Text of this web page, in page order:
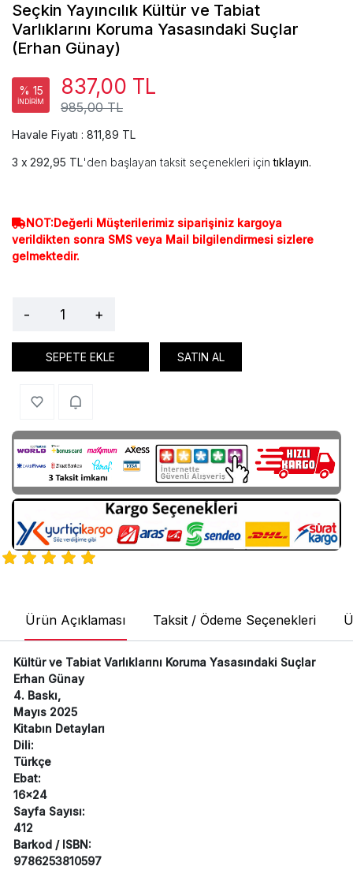
Seçkin Yayıncılık Kültür ve Tabiat
Varlıklarını Koruma Yasasındaki Suçlar
(Erhan Günay)
% 15
İNDİRİM 985,00 TL
837,00 TL
Havale Fiyatı : 811,89 TL
292,95 TL'den başlayan taksit seçenekleri içintıklayın.
NOT:Değerli Müşterilerimiz siparişiniz kargoya
verildikten sonra SMS veya Mail bilgilendirmesi sizlere
gelmektedir.
- +
SEPETE EKLE SATIN AL
Ürün Açıklaması Taksit / Ödeme Seçenekleri
Kültür ve Tabiat Varlıklarını Koruma Yasasındaki Suçlar
Erhan Günay
4. Baskı,
Mayıs 2025
Kitabın Detayları
Dili:
Türkçe
Ebat:
16x24
Sayfa Sayısı:
412
Barkod / ISBN:
9786253810597